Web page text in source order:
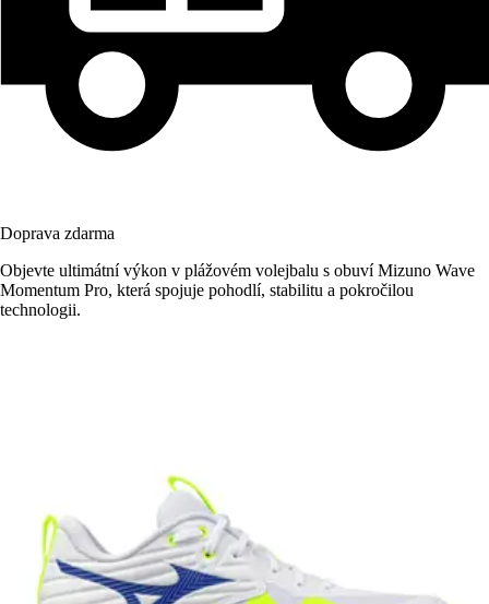
Doprava zdarma
Objevte ultimátní výkon v plážovém volejbalu s obuví Mizuno Wave
Momentum Pro, která spojuje pohodlí, stabilitu a pokročilou
technologii.